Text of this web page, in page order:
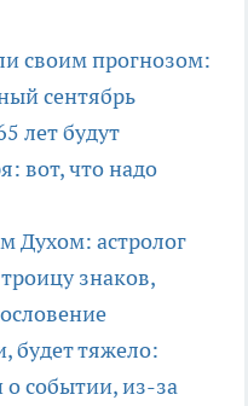
своим прогнозом:
сентябрь
лет будут
вот, что надо
Духом: астролог
знаков,
будет тяжело:
о событии, из-за